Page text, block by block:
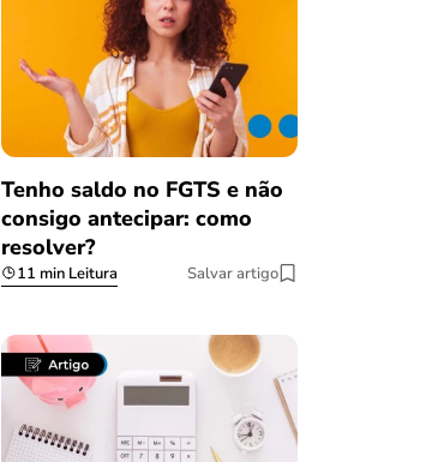
Tenho saldo no FGTS e não
consigo antecipar: como
resolver?
11 min Leitura Salvar artigo